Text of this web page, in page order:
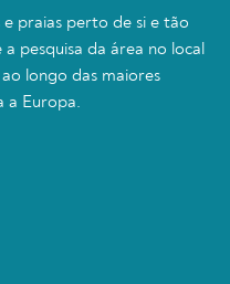
praias perto de si e tão
pesquisa da área no local
longo das maiores
a Europa.